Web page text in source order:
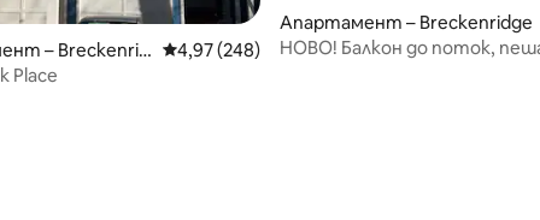
– Breckenrid Средна оценка: 4,97 от 5, 248 отзива
4,97 (248)
Place
Апартамент – Breckenridge
НОВО! Балкон до поток,